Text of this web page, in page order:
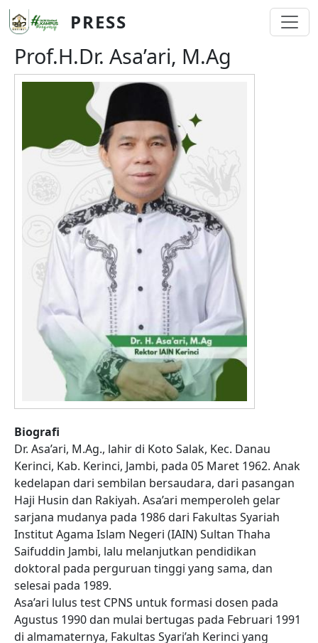
Skip to main content
PRESS
Prof.H.Dr. Asa’ari, M.Ag
Biografi
Dr. Asa’ari, M.Ag., lahir di Koto Salak, Kec. Danau
Kerinci, Kab. Kerinci, Jambi, pada 05 Maret 1962. Anak
kedelapan dari sembilan bersaudara, dari pasangan
Haji Husin dan Rakiyah. Asa’ari memperoleh gelar
sarjana mudanya pada 1986 dari Fakultas Syariah
Institut Agama Islam Negeri (IAIN) Sultan Thaha
Saifuddin Jambi, lalu melanjutkan pendidikan
doktoral pada perguruan tinggi yang sama, dan
selesai pada 1989.
Asa’ari lulus test CPNS untuk formasi dosen pada
Agustus 1990 dan mulai bertugas pada Februari 1991
di almamaternya, Fakultas Syari’ah Kerinci yang